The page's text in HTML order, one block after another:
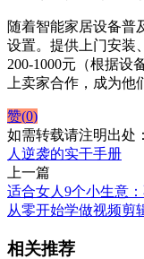
随着智能家居设备普
设置。提供上门安装
200-1000元（根据设
上卖家合作，成为他
赞(0)
如需转载请注明出处：
人逆袭的实干手册
上一篇
适合女人9个小生意
从零开始学做视频剪
相关推荐